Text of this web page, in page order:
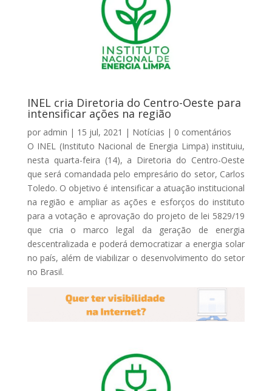
INEL cria Diretoria do Centro-Oeste para
intensificar ações na região
por admin | 15 jul, 2021 | Notícias | 0 comentários
O INEL (Instituto Nacional de Energia Limpa) instituiu,
nesta quarta-feira (14), a Diretoria do Centro-Oeste
que será comandada pelo empresário do setor, Carlos
Toledo. O objetivo é intensificar a atuação institucional
na região e ampliar as ações e esforços do instituto
para a votação e aprovação do projeto de lei 5829/19
que cria o marco legal da geração de energia
descentralizada e poderá democratizar a energia solar
no país, além de viabilizar o desenvolvimento do setor
no Brasil.